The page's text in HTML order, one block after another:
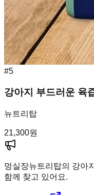
#5
강아지 부드러운 육
뉴트리탑
21,300원
멍실장뉴트리탑의 강아
함께 찾고 있어요.